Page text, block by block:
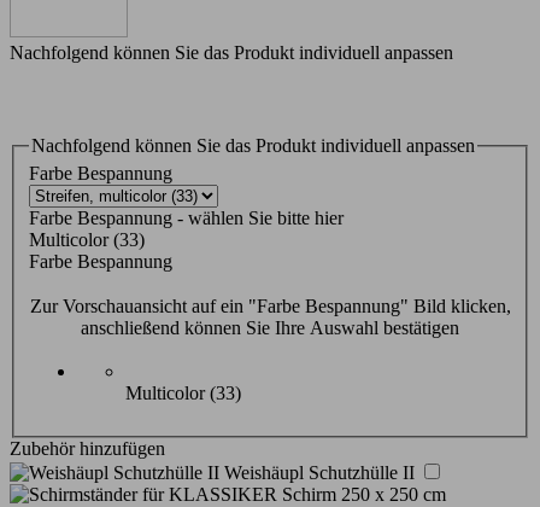
Nachfolgend können Sie das Produkt individuell anpassen
Nachfolgend können Sie das Produkt individuell anpassen
Farbe Bespannung
Farbe Bespannung - wählen Sie bitte hier
Multicolor (33)
Farbe Bespannung
Zur Vorschauansicht auf ein "Farbe Bespannung" Bild klicken,
anschließend können Sie Ihre Auswahl bestätigen
Multicolor (33)
Zubehör hinzufügen
Weishäupl Schutzhülle II